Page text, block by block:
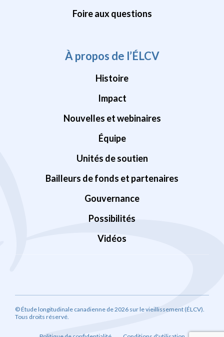
Foire aux questions
À propos de l’ÉLCV
Histoire
Impact
Nouvelles et webinaires
Équipe
Unités de soutien
Bailleurs de fonds et partenaires
Gouvernance
Possibilités
Vidéos
© Étude longitudinale canadienne de 2026 sur le vieillissement (ÉLCV).
Tous droits réservé.